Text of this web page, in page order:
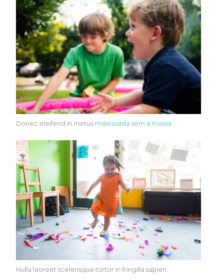
Donec eleifend in metus malesuada sem a massa
Nulla laoreet scelerisque tortor in fringilla sapien